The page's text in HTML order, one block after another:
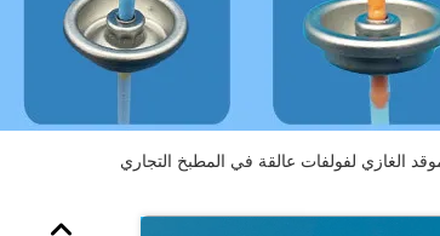
الغازي لفولفات عالقة في المطبخ التجاري